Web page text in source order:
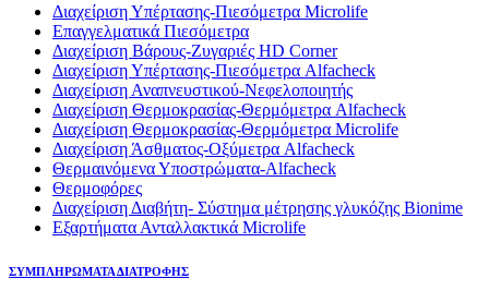
Διαχείριση Υπέρτασης-Πιεσόμετρα Microlife
Επαγγελματικά Πιεσόμετρα
Διαχείριση Βάρους-Ζυγαριές HD Corner
Διαχείριση Υπέρτασης-Πιεσόμετρα Alfacheck
Διαχείριση Αναπνευστικού-Νεφελοποιητής
Διαχείριση Θερμοκρασίας-Θερμόμετρα Alfacheck
Διαχείριση Θερμοκρασίας-Θερμόμετρα Microlife
Διαχείριση Άσθματος-Οξύμετρα Alfacheck
Θερμαινόμενα Υποστρώματα-Alfacheck
Θερμοφόρες
Διαχείριση Διαβήτη- Σύστημα μέτρησης γλυκόζης Bionime
Εξαρτήματα Ανταλλακτικά Microlife
ΣΥΜΠΛΗΡΩΜΑΤΑ ΔΙΑΤΡΟΦΗΣ